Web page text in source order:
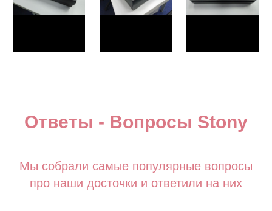
Ответы - Вопросы Stony
Мы собрали самые популярные вопросы
про наши досточки и ответили на них